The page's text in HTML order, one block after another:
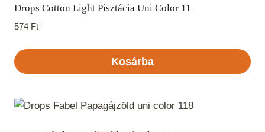
Drops Cotton Light Pisztácia Uni Color 11
574 Ft
Kosárba